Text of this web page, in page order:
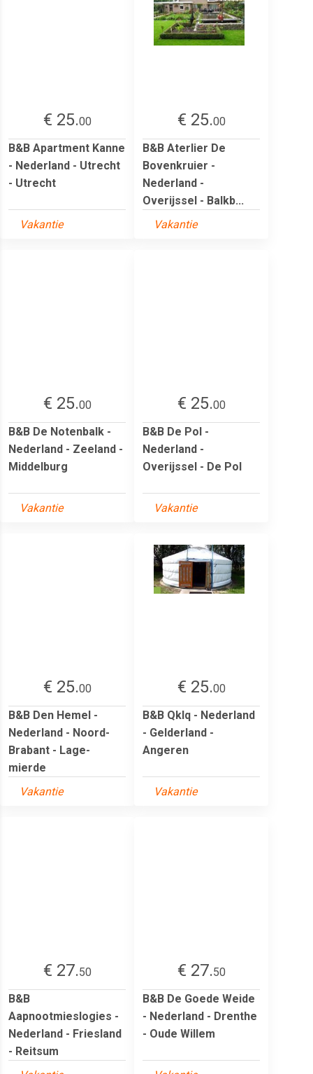
€ 25.00
B&B Apartment Kanne
- Nederland - Utrecht
- Utrecht
Vakantie
€ 25.00
B&B Aterlier De
Bovenkruier -
Nederland -
Overijssel - Balkb...
Vakantie
€ 25.00
B&B De Notenbalk -
Nederland - Zeeland -
Middelburg
Vakantie
€ 25.00
B&B De Pol -
Nederland -
Overijssel - De Pol
Vakantie
€ 25.00
B&B Den Hemel -
Nederland - Noord-
Brabant - Lage-
mierde
Vakantie
€ 25.00
B&B Qklq - Nederland
- Gelderland -
Angeren
Vakantie
€ 27.50
B&B
Aapnootmieslogies -
Nederland - Friesland
- Reitsum
€ 27.50
B&B De Goede Weide
- Nederland - Drenthe
- Oude Willem